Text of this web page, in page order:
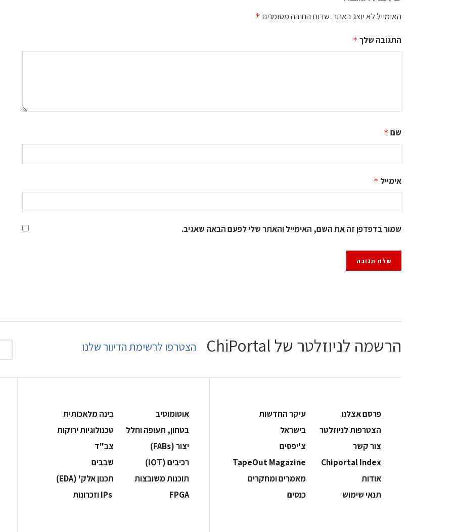
האימייל לא יוצג באתר.שדות החובה מסומנים *
התגובה שלך *
שם *
אימייל *
שמור בדפדפן זה את השם, האימייל והאתר שלי לפעם הבאה שאגיב.
הרשמה לניוזלטר של ChiPortal הצטרפו לרשימת הדיוור שלנו
פרסם אצלנו
עיקר החדשות
הצטרפות לניוזלטר
בישראל
צור קשר
צ'יפסים
Chiportal Index
TapeOut Magazine
אודות
מאמרים ומחקרים
תנאי שימוש
כנסים
אוטומוטיב
בינה מלאכותית
בטחון, תעופה וחלל
‫טכנולוגיות ירוקות‬
‫יצור (‪(FABs‬‬
‫צב"ד‬
‫רכיבים‬ (IOT)
‫שבבים‬
‫תוכנות משובצות‬
‫תכנון אלק' (‪(EDA‬‬
‫‪FPGA‬‬
‫ ‪וזכרונות IPs‬‬